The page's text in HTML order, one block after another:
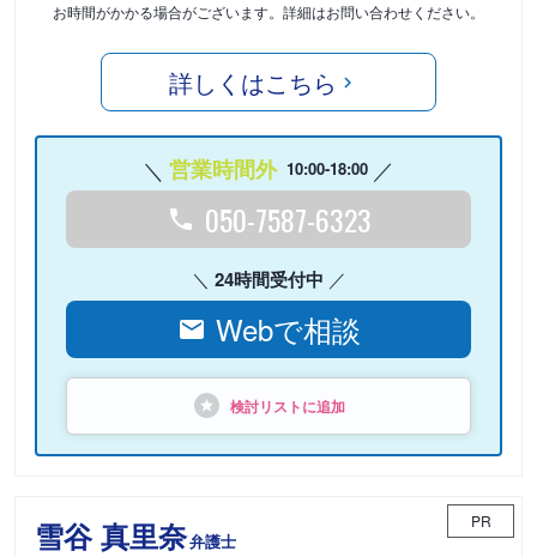
お時間がかかる場合がございます。詳細はお問い合わせください。
詳しくはこちら
営業時間外 10:00-18:00
050-7587-6323
24時間受付中
Webで相談
検討リストに追加
雪谷 真里奈弁護士
PR